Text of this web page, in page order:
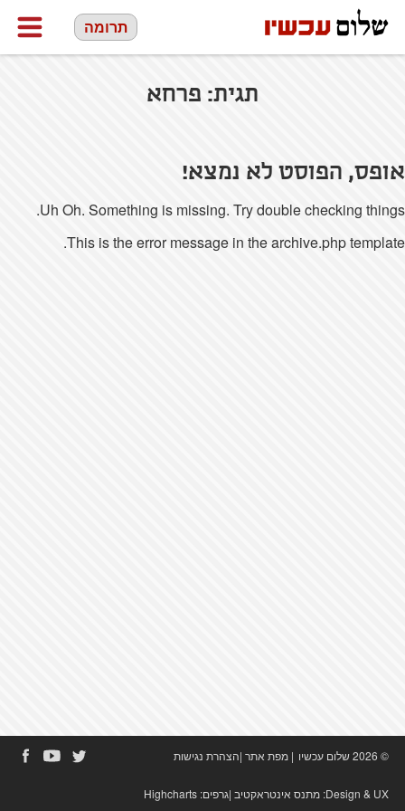
תרומה
תגית: פרחא
אופס, הפוסט לא נמצא!
Uh Oh. Something is missing. Try double checking things.
This is the error message in the archive.php template.
© 2026 שלום עכשיו | מפת אתר|הצהרת נגישות
Design & UX: מתנס אינטראקטיב|גרפים: Highcharts